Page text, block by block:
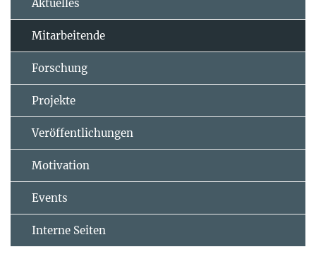
Aktuelles
Mitarbeitende
Forschung
Projekte
Veröffentlichungen
Motivation
Events
Interne Seiten